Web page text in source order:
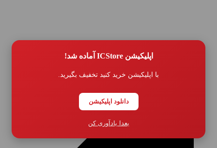
اپلیکیشن ICStore آماده شد!
با اپلیکیشن خرید کنید تخفیف بگیرید.
دانلود اپلیکیشن
بعدا یادآوری کن